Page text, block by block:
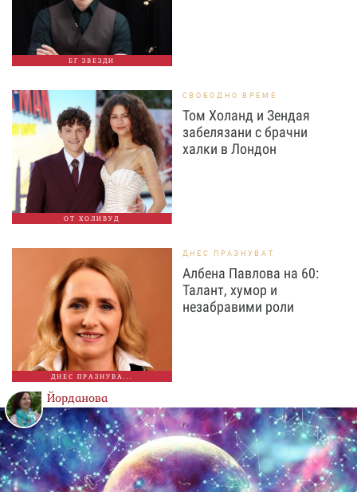
БГ ЗВЕЗДИ
ОТ ХОЛИВУД
СВОБОДНО ВРЕМЕ
Том Холанд и Зендая
забелязани с брачни
халки в Лондон
ДНЕС ПРАЗНУВА...
ДНЕС ПРАЗНУВАТ
Албена Павлова на 60:
Талант, хумор и
незабравими роли
Йорданова